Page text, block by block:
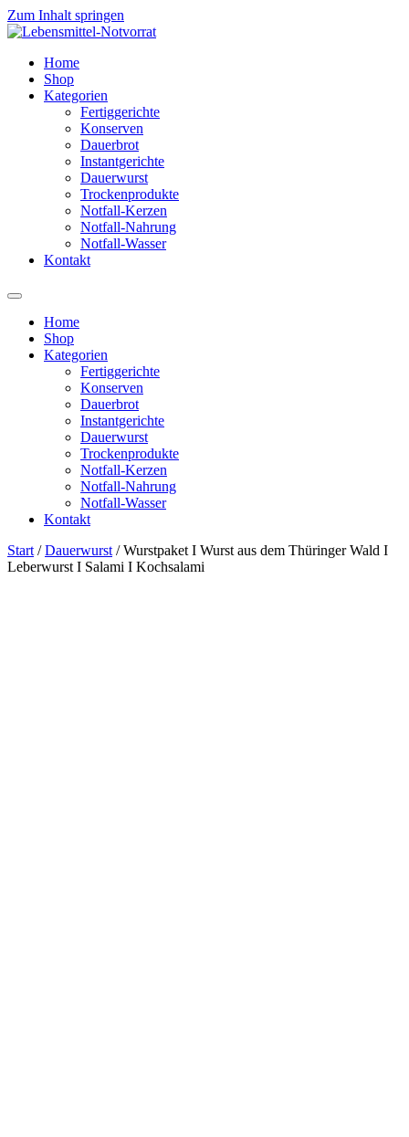
Zum Inhalt springen
Home
Shop
Kategorien
Fertiggerichte
Konserven
Dauerbrot
Instantgerichte
Dauerwurst
Trockenprodukte
Notfall-Kerzen
Notfall-Nahrung
Notfall-Wasser
Kontakt
Home
Shop
Kategorien
Fertiggerichte
Konserven
Dauerbrot
Instantgerichte
Dauerwurst
Trockenprodukte
Notfall-Kerzen
Notfall-Nahrung
Notfall-Wasser
Kontakt
Start /Dauerwurst / Wurstpaket I Wurst aus dem Thüringer Wald I
Leberwurst I Salami I Kochsalami